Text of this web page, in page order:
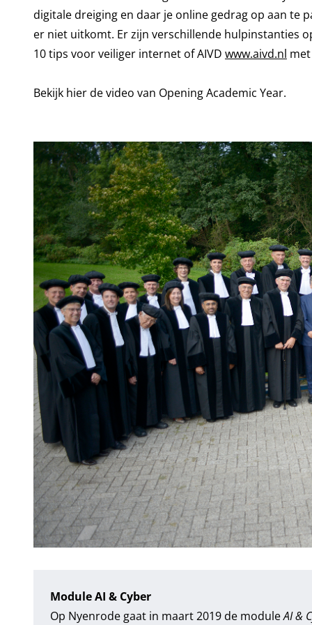
digitale dreiging en daar je online gedrag op aan te
er niet uitkomt. Er zijn verschillende hulpinstanties
10 tips voor veiliger internet of AIVD www.aivd.nl
Bekijk hierde video van Opening Academic Year.
Module AI & Cyber
Op Nyenrode gaat in maart 2019 de moduleAI &